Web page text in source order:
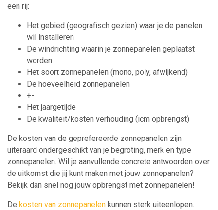
een rij:
Het gebied (geografisch gezien) waar je de panelen
wil installeren
De windrichting waarin je zonnepanelen geplaatst
worden
Het soort zonnepanelen (mono, poly, afwijkend)
De hoeveelheid zonnepanelen
+-
Het jaargetijde
De kwaliteit/kosten verhouding (icm opbrengst)
De kosten van de geprefereerde zonnepanelen zijn
uiteraard ondergeschikt van je begroting, merk en type
zonnepanelen. Wil je aanvullende concrete antwoorden over
de uitkomst die jij kunt maken met jouw zonnepanelen?
Bekijk dan snel nog jouw opbrengst met zonnepanelen!
De kosten van zonnepanelen kunnen sterk uiteenlopen.